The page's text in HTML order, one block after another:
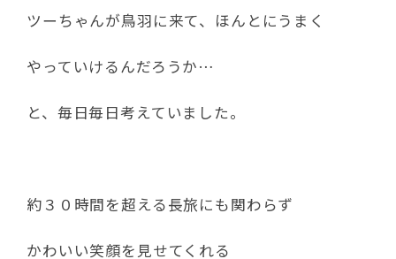
ツーちゃんが鳥羽に来て、ほんとにうまく
やっていけるんだろうか…
と、毎日毎日考えていました。
約３０時間を超える長旅にも関わらず
かわいい笑顔を見せてくれる